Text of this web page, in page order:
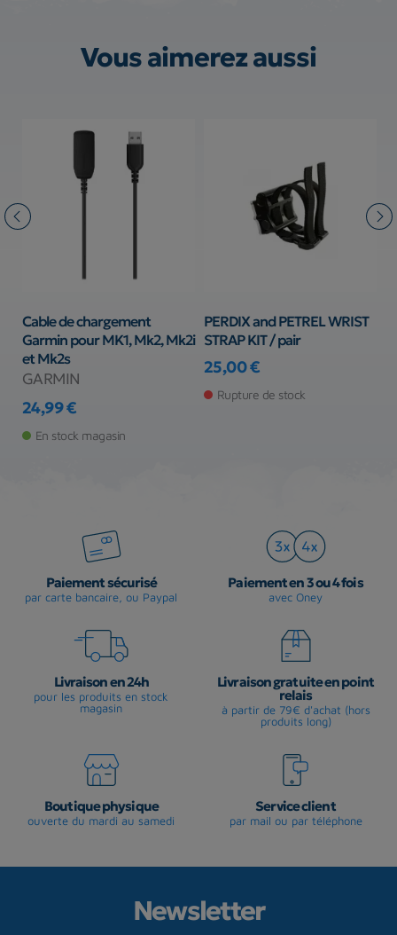
Vous aimerez aussi
Cable de chargement
Garmin pour MK1, Mk2, Mk2i
et Mk2s
GARMIN
Prix
24,99 €
En stock magasin
PERDIX and PETREL WRIST
STRAP KIT / pair
Prix
25,00 €
Rupture de stock
Paiement sécurisé
par carte bancaire, ou Paypal
Paiement en 3 ou 4 fois
avec Oney
Livraison en 24h
pour les produits en stock
magasin
Livraison gratuite en point
relais
à partir de 79€ d'achat (hors
produits long)
Boutique physique
ouverte du mardi au samedi
Service client
par mail ou par téléphone
Newsletter